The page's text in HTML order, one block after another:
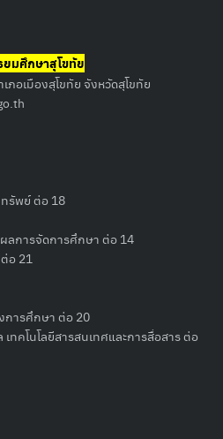
มศึกษาสุโขทัย
อเมืองสุโขทัย จังหวัดสุโขทัย
รัพย์ ต่อ 18
ลการจัดการศึกษา ต่อ 14
อ 21
ารศึกษา ต่อ 20
ทคโนโลยีสารสนเทศและการสื่อสาร ต่อ